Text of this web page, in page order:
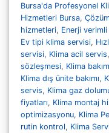
Bursa'da Profesyonel
Hizmetleri Bursa,
hizmetleri, Enerji
Ev tipi klima servisi,
servisi, Klima acil servis,
sözleşmesi, Klima
Klima dış ünite bakımı,
servis, Klima gaz
fiyatları, Klima montaj
optimizasyonu, Klima
rutin kontrol, Klima